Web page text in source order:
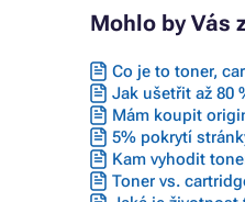
Mohlo by Vás
Co je to toner,
Jak ušetřit až 80
Mám koupit
5% pokrytí
Kam vyhodit
Toner vs.